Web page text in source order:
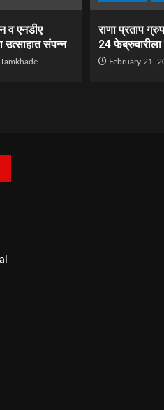
व एनडीए
संपन्न
राणा प्रताप
24
February 21,